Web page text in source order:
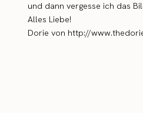
und dann vergesse ich das
Alles Liebe!
Dorie von http://